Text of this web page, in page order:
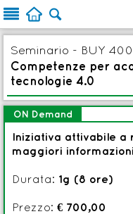
  
ON Demand
Iniziativa attivabile a
maggiori
Durata: 1g (8 ore)
Prezzo: € 700,00
Seminario - BUY 400
Competenze per
tecnologie 4.0